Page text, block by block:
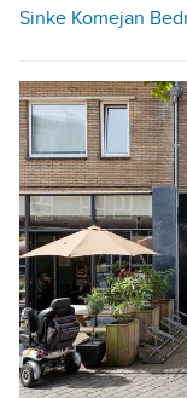
Sinke Komejan